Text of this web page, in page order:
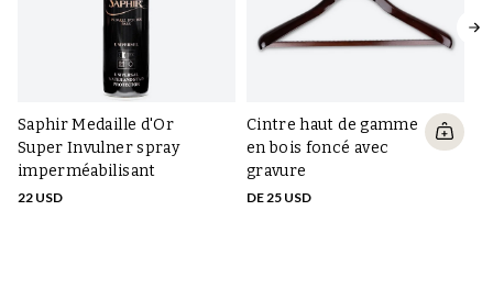
Saphir Medaille d'Or
Super Invulner spray
imperméabilisant
22 USD
Cintre haut de gamme
en bois foncé avec
gravure
DE 25 USD